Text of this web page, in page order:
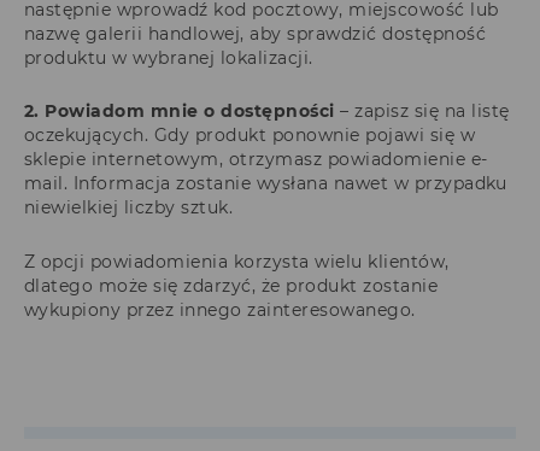
następnie wprowadź kod pocztowy, miejscowość lub
nazwę galerii handlowej, aby sprawdzić dostępność
produktu w wybranej lokalizacji.
2. Powiadom mnie o dostępności – zapisz się na listę
oczekujących. Gdy produkt ponownie pojawi się w
sklepie internetowym, otrzymasz powiadomienie e-
mail. Informacja zostanie wysłana nawet w przypadku
niewielkiej liczby sztuk.
Z opcji powiadomienia korzysta wielu klientów,
dlatego może się zdarzyć, że produkt zostanie
wykupiony przez innego zainteresowanego.